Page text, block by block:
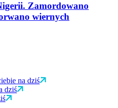
Zamordowano
wiernych
na dziś
dziś